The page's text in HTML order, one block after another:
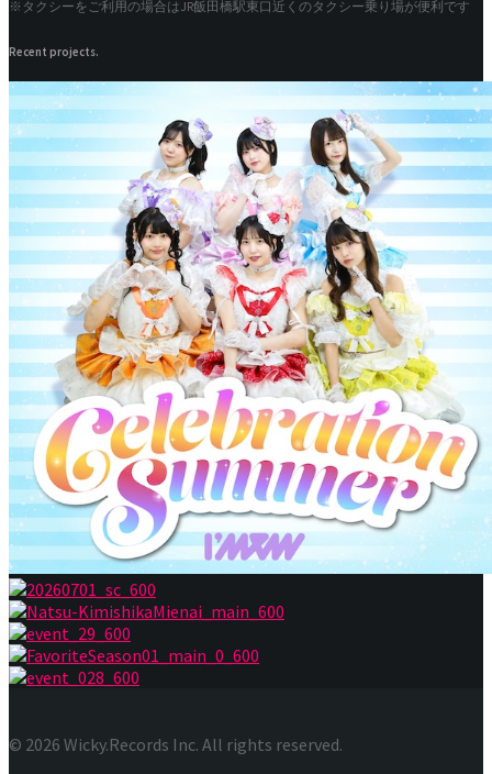
※タクシーをご利用の場合はJR飯田橋駅東口近くのタクシー乗り場が便利です
Recent projects.
© 2026 Wicky.Records Inc. All rights reserved.